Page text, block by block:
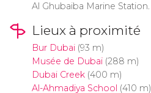
Al Ghubaiba Marine Station.
Lieux à proximité
Bur Dubai(93 m)
Musée de Dubaï(288 m)
Dubai Creek(400 m)
Al-Ahmadiya School (410 m)